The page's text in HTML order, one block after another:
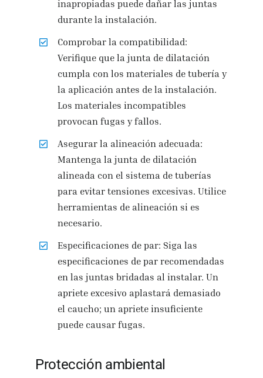
inapropiadas puede dañar las juntas
durante la instalación.
Comprobar la compatibilidad:
Verifique que la junta de dilatación
cumpla con los materiales de tubería y
la aplicación antes de la instalación.
Los materiales incompatibles
provocan fugas y fallos.
Asegurar la alineación adecuada:
Mantenga la junta de dilatación
alineada con el sistema de tuberías
para evitar tensiones excesivas. Utilice
herramientas de alineación si es
necesario.
Especificaciones de par: Siga las
especificaciones de par recomendadas
en las juntas bridadas al instalar. Un
apriete excesivo aplastará demasiado
el caucho; un apriete insuficiente
puede causar fugas.
Protección ambiental